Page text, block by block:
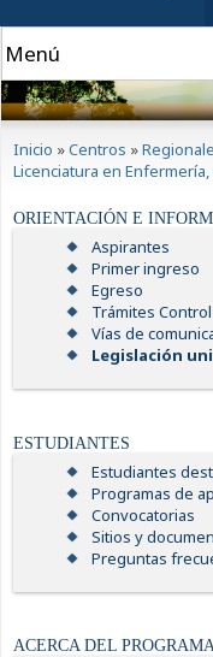
Inicio »Centros »
Licenciatura en
ORIENTACIÓN E
Aspirantes
Primer ingreso
Egreso
Trámites
Vías de
Legislación
ESTUDIANTES
Estudiantes
Programas de
Convocatorias
Sitios y
Preguntas
ACERCA DEL